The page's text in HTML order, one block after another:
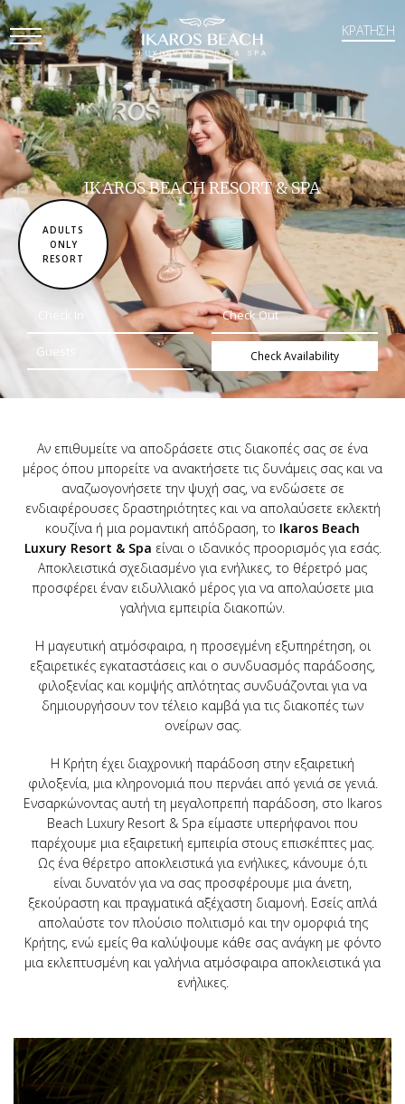
ΚΡΑΤΗΣΗ
Open
Mobile
Menu
IKAROS BEACH RESORT & SPA
ADULTS
ONLY
RESORT
Check Availability
Αν επιθυμείτε να αποδράσετε στις διακοπές σας σε ένα
μέρος όπου μπορείτε να ανακτήσετε τις δυνάμεις σας και να
αναζωογονήσετε την ψυχή σας, να ενδώσετε σε
ενδιαφέρουσες δραστηριότητες και να απολαύσετε εκλεκτή
κουζίνα ή μια ρομαντική απόδραση, το Ikaros Beach
Luxury Resort & Spa είναι ο ιδανικός προορισμός για εσάς.
Αποκλειστικά σχεδιασμένο για ενήλικες, το θέρετρό μας
προσφέρει έναν ειδυλλιακό μέρος για να απολαύσετε μια
γαλήνια εμπειρία διακοπών.
Η μαγευτική ατμόσφαιρα, η προσεγμένη εξυπηρέτηση, οι
εξαιρετικές εγκαταστάσεις και ο συνδυασμός παράδοσης,
φιλοξενίας και κομψής απλότητας συνδυάζονται για να
δημιουργήσουν τον τέλειο καμβά για τις διακοπές των
ονείρων σας.
Η Κρήτη έχει διαχρονική παράδοση στην εξαιρετική
φιλοξενία, μια κληρονομιά που περνάει από γενιά σε γενιά.
Ενσαρκώνοντας αυτή τη μεγαλοπρεπή παράδοση, στο Ikaros
Beach Luxury Resort & Spa είμαστε υπερήφανοι που
παρέχουμε μια εξαιρετική εμπειρία στους επισκέπτες μας.
Ως ένα θέρετρο αποκλειστικά για ενήλικες, κάνουμε ό,τι
είναι δυνατόν για να σας προσφέρουμε μια άνετη,
ξεκούραστη και πραγματικά αξέχαστη διαμονή. Εσείς απλά
απολαύστε τον πλούσιο πολιτισμό και την ομορφιά της
Κρήτης, ενώ εμείς θα καλύψουμε κάθε σας ανάγκη με φόντο
μια εκλεπτυσμένη και γαλήνια ατμόσφαιρα αποκλειστικά για
ενήλικες.